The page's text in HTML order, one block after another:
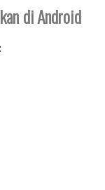
di Android